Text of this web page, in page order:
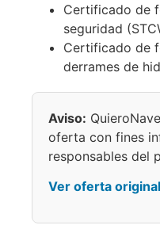
Certificado de
seguridad
Certificado de
derrames de
Aviso:
oferta con fines
responsables del
Ver oferta